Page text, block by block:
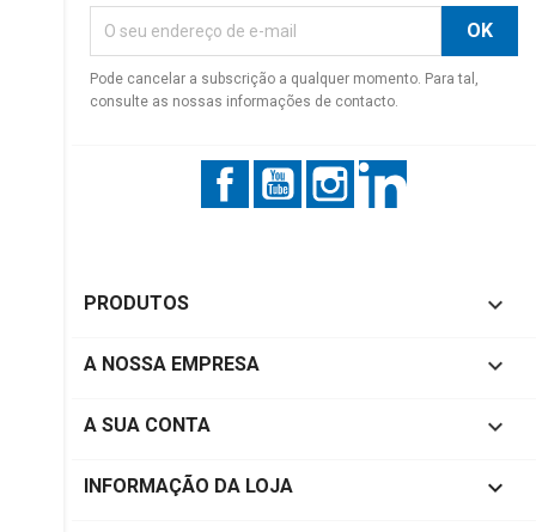
Pode cancelar a subscrição a qualquer momento. Para tal,
consulte as nossas informações de contacto.
FacebookYouTubeInstagram
PRODUTOS 
A NOSSA EMPRESA 
A SUA CONTA 
INFORMAÇÃO DA LOJA keyboard_arrow_down